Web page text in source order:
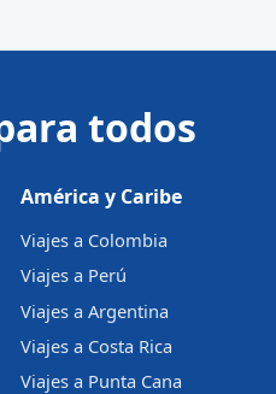
todos
América y Caribe
Viajes a Colombia
Viajes a Perú
Viajes a Argentina
Viajes a Costa Rica
Viajes a Punta Cana